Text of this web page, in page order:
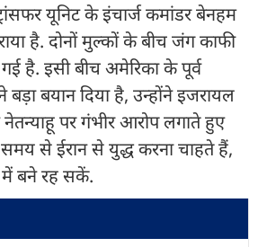
यूनिट के इंचार्ज कमांडर बेनहम
है. दोनों मुल्कों के बीच जंग काफी
है. इसी बीच अमेरिका के पूर्व
ने बड़ा बयान दिया है, उन्होंने इजरायल
नेतन्याहू पर गंभीर आरोप लगाते हुए
से ईरान से युद्ध करना चाहते हैं,
में बने रह सकें.